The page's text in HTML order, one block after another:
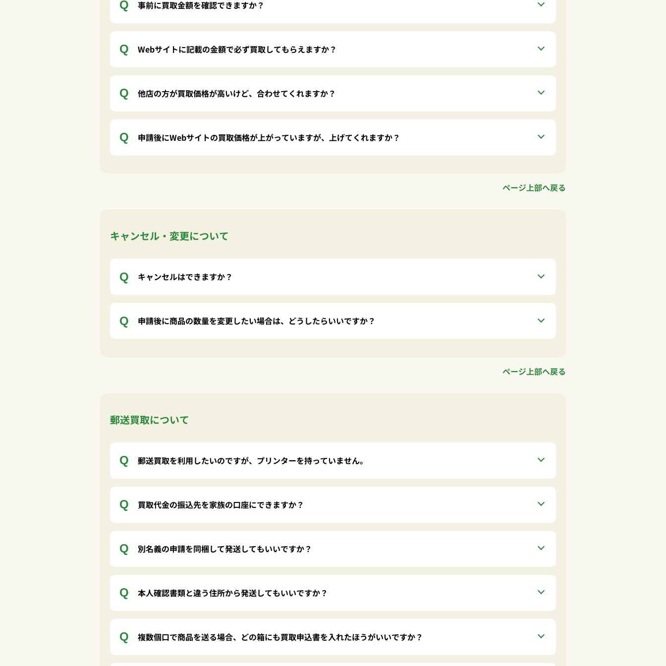
事前に買取金額を確認できますか？
Webサイトに記載の金額で必ず買取してもらえますか？
他店の方が買取価格が高いけど、合わせてくれますか？
申請後にWebサイトの買取価格が上がっていますが、上げてくれますか？
ページ上部へ戻る
キャンセル・変更について
キャンセルはできますか？
申請後に商品の数量を変更したい場合は、どうしたらいいですか？
ページ上部へ戻る
郵送買取について
郵送買取を利用したいのですが、プリンターを持っていません。
買取代金の振込先を家族の口座にできますか？
別名義の申請を同梱して発送してもいいですか？
本人確認書類と違う住所から発送してもいいですか？
複数個口で商品を送る場合、どの箱にも買取申込書を入れたほうがいいですか？